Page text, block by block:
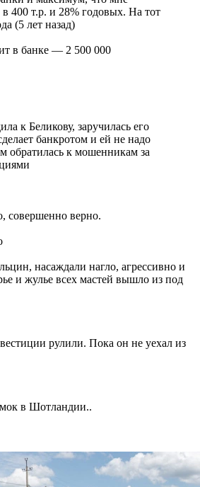
400 т.р. и 28% годовых. На тот
(5 лет назад)
в банке — 2 500 000
к Беликову, заручилась его
банкротом и ей не надо
обратилась к мошенникам за
совершенно верно.
насаждали нагло, агрессивно и
и жулье всех мастей вышло из под
рулили. Пока он не уехал из
в Шотландии..